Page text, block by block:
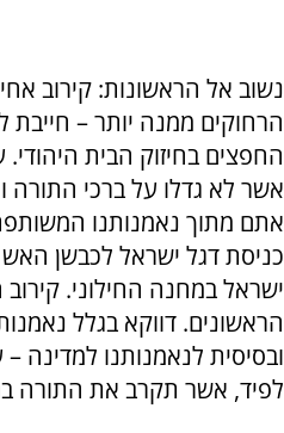
נשוב אל הראשונות: קירוב
הרחוקים ממנה יותר – חייבת
החפצים בחיזוק הבית
אשר לא גדלו על ברכי התורה
אתם מתוך נאמנותנו
כניסת דגל ישראל לכבשן
ישראל במחנה החילוני.
הראשונים. דווקא בגלל
ובסיסית לנאמנותנו למדינה
לפיד, אשר תקרב את התורה